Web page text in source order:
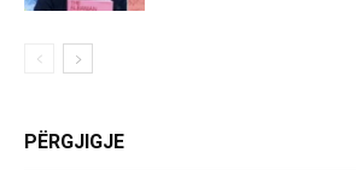
PËRGJIGJE